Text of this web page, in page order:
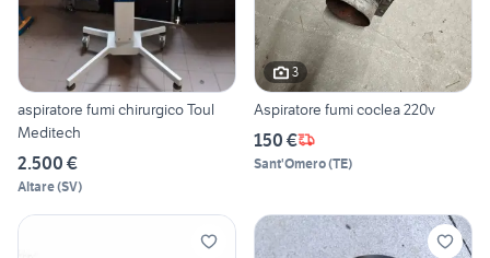
aspiratore fumi chirurgico Toul
Meditech
2.500 €
Altare(SV)
3
Aspiratore fumi coclea 220v
150 €
Sant'Omero(TE)